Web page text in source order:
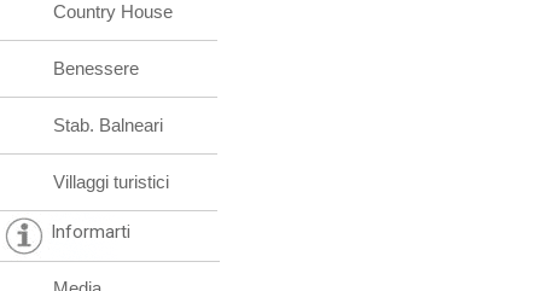
Country House
Benessere
Stab. Balneari
Villaggi turistici
Informarti